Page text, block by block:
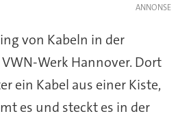
von Kabeln in der
Werk Hannover. Dort
ein Kabel aus einer Kiste,
es und steckt es in der